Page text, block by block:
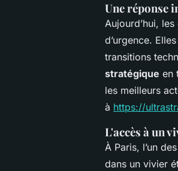
Une réponse
Aujourd’hui,
d’urgence.
transitions
stratégique en
les meilleurs
à https://
L'accès à un
À Paris, l’un
dans un vivier